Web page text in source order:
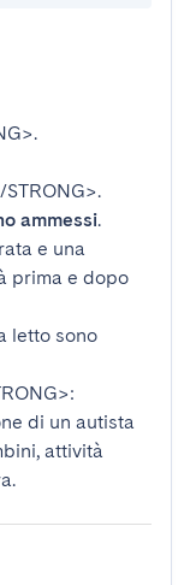
.
.
ammessi.
e una
prima e dopo
letto sono
:
di un autista
attività